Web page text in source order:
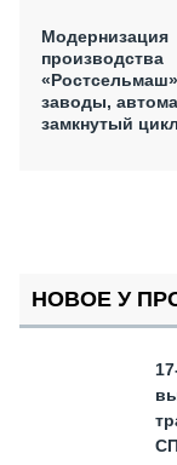
Модернизация
производства
заводы,
замкнутый цикл
НОВОЕ У